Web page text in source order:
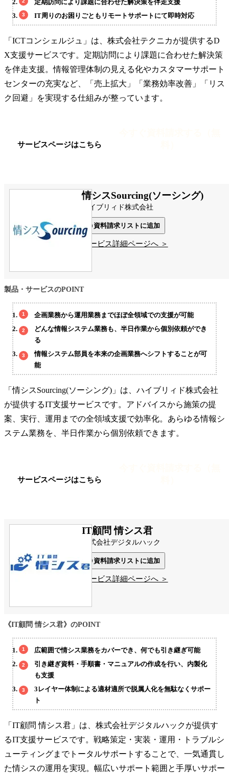
定期訪問により課題に合わせた解決策を伴走支援
IT周りのお困りごともリモートサポートにて即時対応
「ICTコンシェルジュ」は、株式会社テクニカが提供するD
X支援サービスです。定期訪問により課題に合わせた解決策
を伴走支援。情報管理体制の見える化やカスタマーサポート
センターの充実など、「売上拡大」「業務効率改善」「リス
ク回避」を実現する仕組みが整っています。
サービスページはこちら
情シスSourcing(ソーシング)
ハイブリィド株式会社
資料請求リストに追加
サービス詳細ページへ ＞
製品・サービスのPOINT
企画業務から運用業務までほぼ全領域での支援が可能
どんな情報システム業務も、半日作業から個別依頼ができ
る
情報システム部員を本来の企画業務へシフトすることが可
能
「情シスSourcing(ソーシング)」は、ハイブリィド株式会社
が提供するIT支援サービスです。アドバイスから施策の提
案、実行、運用までの全領域支援で効率化。あらゆる情報シ
ステム業務を、半日作業から個別依頼できます。
サービスページはこちら
IT顧問 情シス君
株式会社デジタルハック
資料請求リストに追加
サービス詳細ページへ ＞
《IT顧問 情シス君》のPOINT
広範囲で情シス業務をカバーでき、何でも引き継ぎ可能
引き継ぎ資料・手順書・マニュアルの作成を行い、内製化
も支援
3レイヤー体制による適材適所で脱属人化を無駄なくサポー
ト
「IT顧問 情シス君」は、株式会社デジタルハックが提供す
るIT支援サービスです。戦略策定・実装・運用・トラブルシ
ューティングまでトータルサポートすることで、一気通貫し
た情シスの運用を実現。幅広いサポート範囲と手厚いサポー